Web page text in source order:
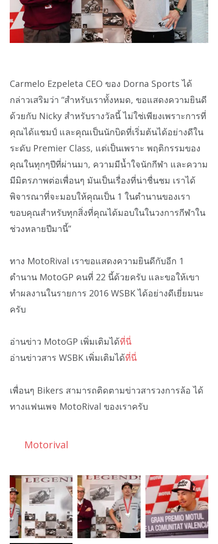
Carmelo Ezpeleta CEO ของ Dorna Sports ได้
กล่าวเสริมว่า “สำหรับเราทั้งหมด, ขอแสดงความยินดี
ด้วยกับ Nicky สำหรับรางวัลนี้ ไม่ใช่เพียงเพราะการที่
คุณได้แชมป์ และคุณเป็นนักบิดที่เริ่มต้นได้อย่างดีใน
ระดับ Premier Class, แต่เป็นเพราะ พฤติกรรมของ
คุณในทุกๆปีที่ผ่านมา, ความมีน้ำใจนักกีฬา และความ
มีมิตรภาพต่อเพื่อนๆ มันเป็นเรื่องที่น่าชื่นชม เราได้
พิจารณาที่จะมอบให้คุณเป็น 1 ในตำนานของเรา
ขอบคุณสำหรับทุกสิ่งที่คุณได้มอบในในวงการกีฬาใน
ช่วงหลายปีมานี้”
ทาง MotoRival เราขอแสดงความยินดีกับอีก 1
ตำนาน MotoGP คนที่ 22 นี้ด้วยครับ และขอให้เขา
ทำผลงานในรายการ 2016 WSBK ได้อย่างดีเยี่ยมนะ
ครับ
อ่านข่าว MotoGP เพิ่มเติมได้ที่นี่
อ่านข่าวสาร WSBK เพิ่มเติมได้ที่นี่
เพื่อนๆ Bikers สามารถติดตามข่าวสารวงการล้อ ได้
ทางแฟนเพจ MotoRival ของเราครับ
Motorival